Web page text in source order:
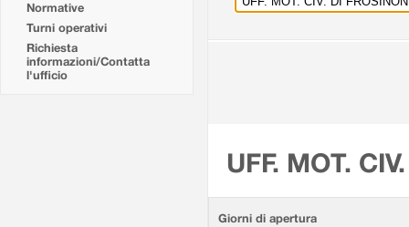
Normative
Turni operativi
Richiesta
informazioni/Contatta
l'ufficio
UFF. MOT.
Giorni di apertura